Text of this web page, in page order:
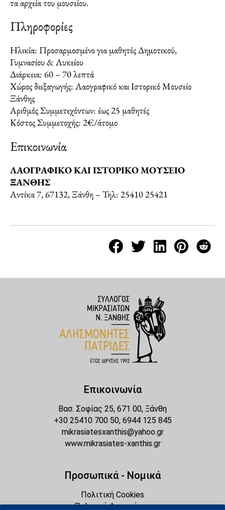
Πληροφορίες
Ηλικία: Προσαρμοσμένο για μαθητές Δημοτικού,
Γυμνασίου & Λυκείου
Διάρκεια: 60 – 70 λεπτά
Χώρος διεξαγωγής: Λαογραφικό και Ιστορικό Μουσείο
Ξάνθης
Αριθμός Συμμετεχόντων: έως 25 μαθητές
Κόστος Συμμετοχής: 2€/άτομο
Επικοινωνία
ΛΑΟΓΡΑΦΙΚΟ ΚΑΙ ΙΣΤΟΡΙΚΟ ΜΟΥΣΕΙΟ
ΞΑΝΘΗΣ
Αντίκα 7, 67132, Ξάνθη – Τηλ: 25410 25421
Επικοινωνία
Βασ. Σοφίας 25, 671 00, Ξάνθη
+30 25410 700 50, 6944 125 845
mikrasiatesxanthis@yahoo.gr
www.mikrasiates-xanthis.gr
Προσωπικά - Νομικά
Πολιτική Cookies
Πολιτική Απορρήτου